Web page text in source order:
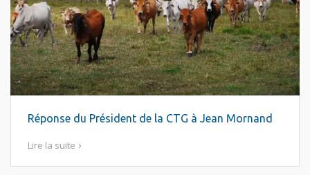
Réponse du Président de la CTG à Jean Mornand
Lire la suite